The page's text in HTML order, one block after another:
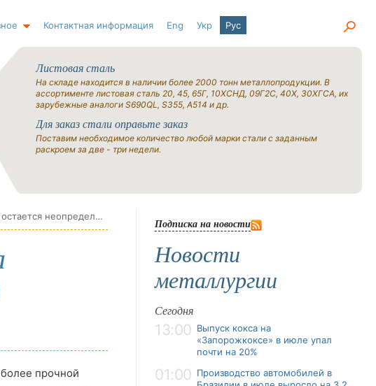
Контактная информация Eng Укр Рус
Листовая сталь
На складе находится в наличии более 2000 тонн металлопродукции. В
ассортименте листовая сталь 20, 45, 65Г, 10ХСНД, 09Г2С, 40Х, 30ХГСА, их
зарубежные аналоги S690QL, S355, A514 и др.
Для заказ стали оправьте заказ
Поставим необходимое количество любой марки стали с заданным
раскроем за две - три недели.
Assofermet: Итальянский рынок металлолома укрепился в январе, прогноз спроса остается неопределенным
прочной
Подписка на новости
Новости
металлургии
Сегодня
13:00 Выпуск кокса на
«Запорожкоксе» в июле упал
почти на 20%
01:00 Производство автомобилей в